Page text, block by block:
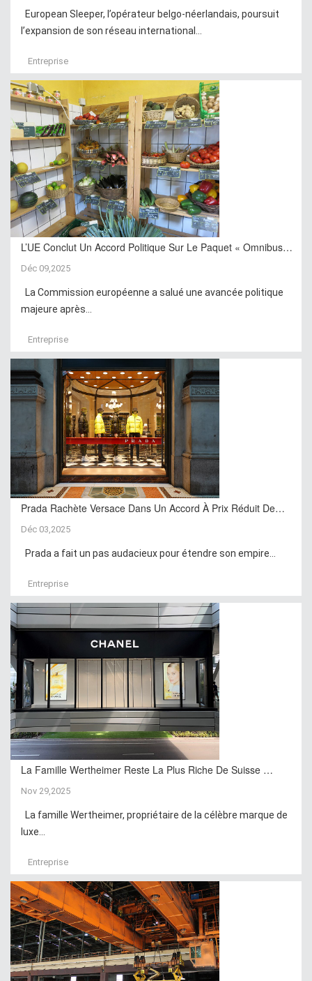
European Sleeper, l’opérateur belgo-néerlandais, poursuit
l’expansion de son réseau international...
Entreprise
L’UE Conclut Un Accord Politique Sur Le Paquet « Omnibus…
Déc 09,2025
La Commission européenne a salué une avancée politique
majeure après...
Entreprise
Prada Rachète Versace Dans Un Accord À Prix Réduit De…
Déc 03,2025
Prada a fait un pas audacieux pour étendre son empire...
Entreprise
La Famille Wertheimer Reste La Plus Riche De Suisse …
Nov 29,2025
La famille Wertheimer, propriétaire de la célèbre marque de
luxe...
Entreprise